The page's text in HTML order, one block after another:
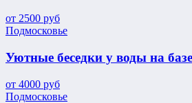
от 2500 руб
Подмосковье
Уютные беседки у воды на
от 4000 руб
Подмосковье